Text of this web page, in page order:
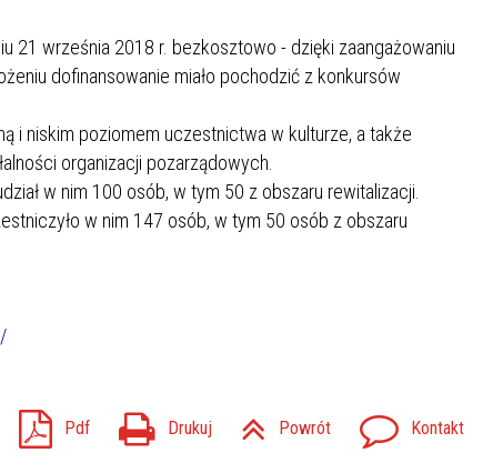
21 września 2018 r. bezkosztowo - dzięki zaangażowaniu
dofinansowanie miało pochodzić z konkursów
i niskim poziomem uczestnictwa w kulturze, a także
organizacji pozarządowych.
w nim 100 osób, w tym 50 z obszaru rewitalizacji.
w nim 147 osób, w tym 50 osób z obszaru
Pdf Drukuj Powrót Kontakt